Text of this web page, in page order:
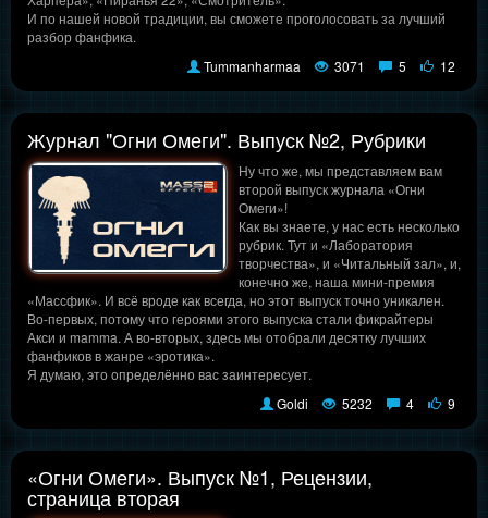
И по нашей новой традиции, вы сможете проголосовать за лучший
разбор фанфика.
Tummanharmaa
3071 5 12
Журнал "Огни Омеги". Выпуск №2, Рубрики
Ну что же, мы представляем вам
второй выпуск журнала «Огни
Омеги»!
Как вы знаете, у нас есть несколько
рубрик. Тут и «Лаборатория
творчества», и «Читальный зал», и,
конечно же, наша мини-премия
«Массфик». И всё вроде как всегда, но этот выпуск точно уникален.
Во-первых, потому что героями этого выпуска стали фикрайтеры
Акси и mamma. А во-вторых, здесь мы отобрали десятку лучших
фанфиков в жанре «эротика».
Я думаю, это определённо вас заинтересует.
Goldi
5232 4 9
«Огни Омеги». Выпуск №1, Рецензии,
страница вторая